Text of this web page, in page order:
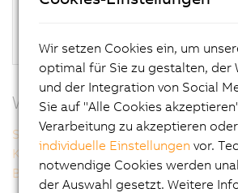
Weitere Informationen
Smart Display Link 3
Kompakte Performance
Betriebssysteme
Wir setzen Cookies ein, um
optimal für Sie zu gestalten, der
und der Integration von Social
Sie auf "Alle Cookies
Verarbeitung zu akzeptieren
individuelle Einstellungen vor.
notwendige Cookies werden
der Auswahl gesetzt. Weitere